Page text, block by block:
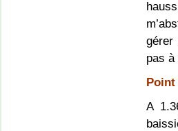
gérer
pas
Point
A